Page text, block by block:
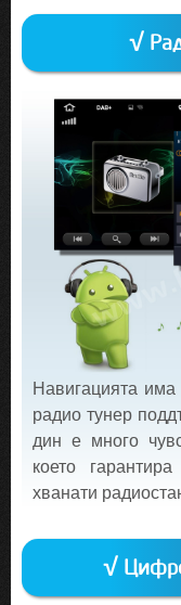
√
Навигацията има
радио тунер
дин е много
което
хванати
√